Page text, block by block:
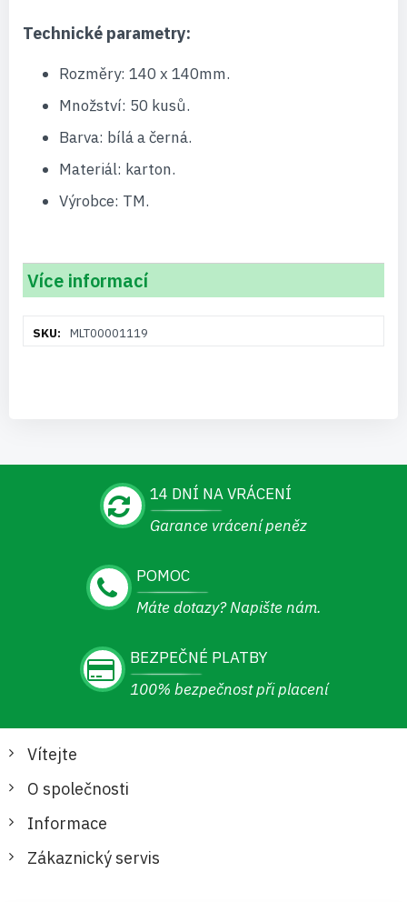
Technické parametry:
Rozměry: 140 x 140mm.
Množství: 50 kusů.
Barva: bílá a černá.
Materiál: karton.
Výrobce: TM.
Více informací
informacíMLT00001119
14 DNÍ NA VRÁCENÍ
Garance vrácení peněz
POMOC
Máte dotazy? Napište nám.
BEZPEČNÉ PLATBY
100% bezpečnost při placení
Vítejte
O společnosti
Informace
Zákaznický servis